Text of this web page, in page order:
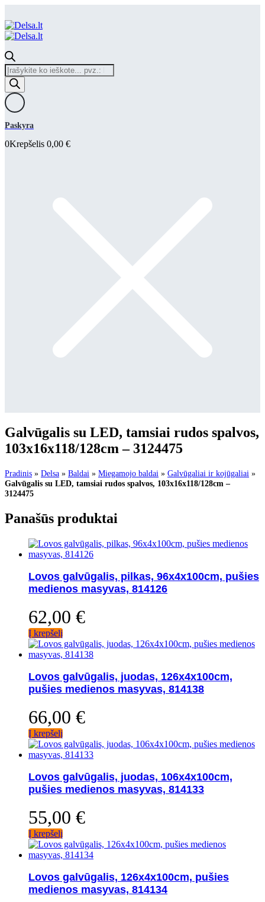
Products
search
Paskyra
0Krepšelis 0,00 €
Galvūgalis su LED, tamsiai rudos spalvos,
103x16x118/128cm – 3124475
Pradinis » Delsa » Baldai » Miegamojo baldai » Galvūgaliai ir kojūgaliai »
Galvūgalis su LED, tamsiai rudos spalvos, 103x16x118/128cm –
3124475
Panašūs produktai
Lovos galvūgalis, pilkas, 96x4x100cm, pušies
medienos masyvas, 814126
62,00 €
Į krepšelį
Lovos galvūgalis, juodas, 126x4x100cm,
pušies medienos masyvas, 814138
66,00 €
Į krepšelį
Lovos galvūgalis, juodas, 106x4x100cm,
pušies medienos masyvas, 814133
55,00 €
Į krepšelį
Lovos galvūgalis, 126x4x100cm, pušies
medienos masyvas, 814134